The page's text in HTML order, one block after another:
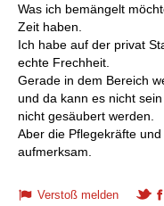
Was ich bemängelt
Zeit haben.
Ich habe auf der privat
echte Frechheit.
Gerade in dem Bereich
und da kann es nicht
nicht gesäubert werden.
Aber die Pflegekräfte
aufmerksam.
Verstoß melden